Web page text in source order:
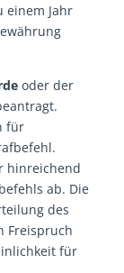
einem Jahr
oder der
für
hinreichend
ab. Die
des
Freispruch
für